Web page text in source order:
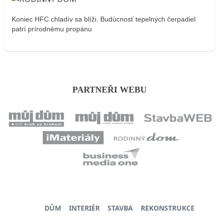
Koniec HFC chladív sa blíži. Budúcnosť tepelných čerpadiel
patrí prírodnému propánu
PARTNEŘI WEBU
DŮM INTERIÉR STAVBA
REKONSTRUKCE